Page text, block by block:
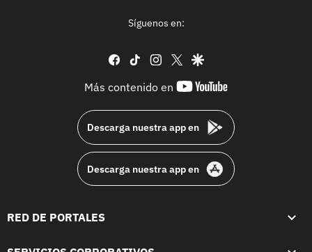
Síguenos en:
facebook
tiktok instagram
twittergoogle
Más contenido en
youtube-
Descarga nuestra app en
Descarga nuestra app en
RED DE PORTALES